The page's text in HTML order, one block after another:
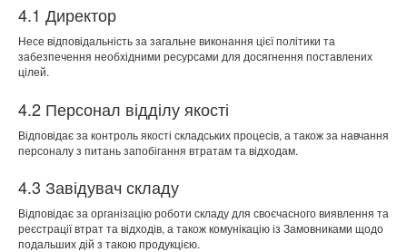
4.1 Директор
Несе відповідальність за загальне виконання цієї політики та
забезпечення необхідними ресурсами для досягнення поставлених
цілей.
4.2 Персонал відділу якості
Відповідає за контроль якості складських процесів, а також за навчання
персоналу з питань запобігання втратам та відходам.
4.3 Завідувач складу
Відповідає за організацію роботи складу для своєчасного виявлення та
реєстрації втрат та відходів, а також комунікацію із Замовниками щодо
подальших дій з такою продукцією.